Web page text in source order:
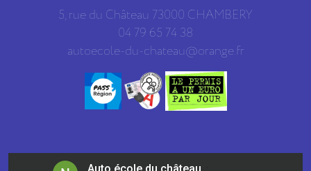
5, rue du Château 73000 CHAMBERY
04 79 65 74 38
autoecole-du-chateau@orange.fr